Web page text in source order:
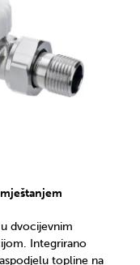
dvocijevnim
Integrirano
topline na